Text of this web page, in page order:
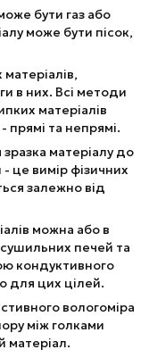
бути газ або
може бути пісок,
в них. Всі методи
матеріалів
прямі та непрямі.
матеріалу до
це вимір фізичних
залежно від
можна або в
печей та
кондуктивного
для цих цілей.
вологоміра
між голками
матеріал.